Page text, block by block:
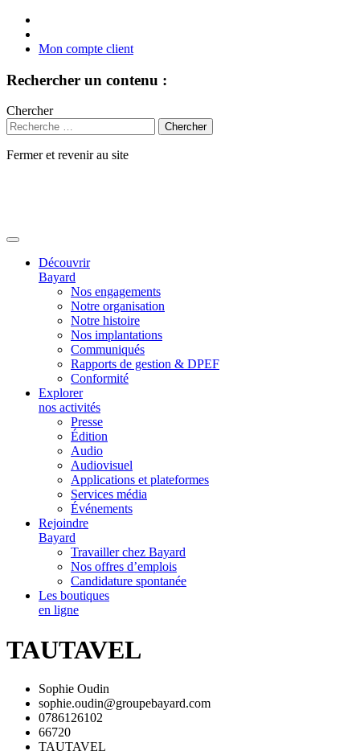
Mon compte client
Rechercher un contenu :
Chercher
Fermer et revenir au site
Découvrir
Bayard
Nos engagements
Notre organisation
Notre histoire
Nos implantations
Communiqués
Rapports de gestion & DPEF
Conformité
Explorer
nos activités
Presse
Édition
Audio
Audiovisuel
Applications et plateformes
Services média
Événements
Rejoindre
Bayard
Travailler chez Bayard
Nos offres d’emplois
Candidature spontanée
Les boutiques
en ligne
TAUTAVEL
Sophie Oudin
sophie.oudin@groupebayard.com
0786126102
66720
TAUTAVEL